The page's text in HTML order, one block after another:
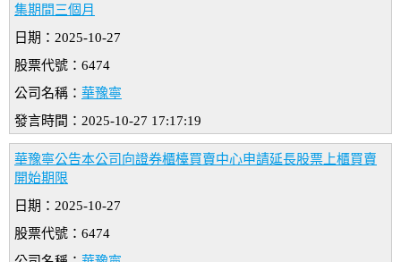
集期間三個月
日期：2025-10-27
股票代號：6474
公司名稱： 華豫寧
發言時間：2025-10-27 17:17:19
華豫寧公告本公司向證券櫃檯買賣中心申請延長股票上櫃買賣
開始期限
日期：2025-10-27
股票代號：6474